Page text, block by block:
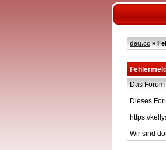
dau.cc »
Das
Dieses
https://
Wir sind